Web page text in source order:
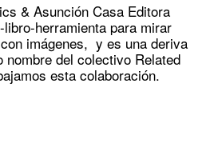
& Asunción Casa Editora
herramienta para mirar
imágenes, y es una deriva
del colectivo Related
esta colaboración.